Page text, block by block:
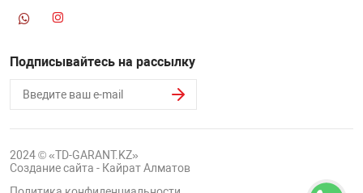
Подписывайтесь на рассылку
2024 © «TD-GARANT.KZ»
Создание сайта - Кайрат Алматов